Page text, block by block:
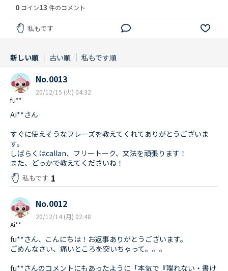
0 コイン13 件のコメント
私もです
新しい順 古い順 私もです順
fu**
No.0013
20/12/15 (火) 04:32
Ai**さん
すぐに使えそうなフレーズを教えてくれてありがとうございま
す。
しばらくはcallan、フリートーク、文法を頑張ります！
また、どっかで教えてくださいね！
私もです 1
Ai**
No.0012
20/12/14 (月) 02:48
fu**さん、こんにちは！お返事ありがとうございます。
ごめんなさい、痛いところを突いちゃって。。。
fu**さんのコメントにもあったように「本気で『喋れない・書け